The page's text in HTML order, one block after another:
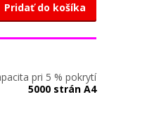
Pridať do košíka
pri 5 % pokrytí
5000 strán A4